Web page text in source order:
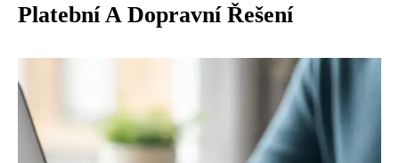
Platební A Dopravní Řešení